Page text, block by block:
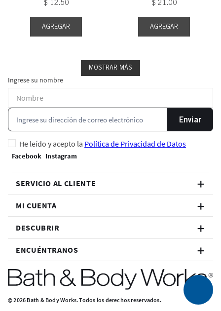
$ 12.50
AGREGAR
$ 21.00
AGREGAR
MOSTRAR MÁS
Ingrese su nombre
Enviar
He leído y acepto la Política de Privacidad de Datos
SERVICIO AL CLIENTE
MI CUENTA
DESCUBRIR
ENCUÉNTRANOS
© 2026 Bath & Body Works. Todos los derechos reservados.